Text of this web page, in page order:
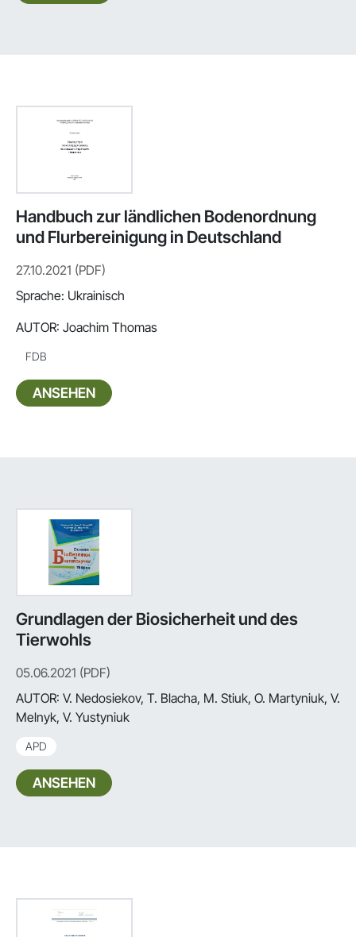
Handbuch zur ländlichen Bodenordnung
und Flurbereinigung in Deutschland
27.10.2021 (PDF)
Sprache: Ukrainisch
AUTOR: Joachim Thomas
FDB
ANSEHEN
Grundlagen der Biosicherheit und des
Tierwohls
05.06.2021 (PDF)
AUTOR: V. Nedosiekov, T. Blacha, M. Stiuk, O. Martyniuk, V.
Melnyk, V. Yustyniuk
APD
ANSEHEN